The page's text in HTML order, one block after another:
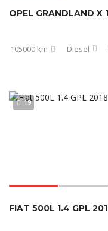
105000 km Diesel
19